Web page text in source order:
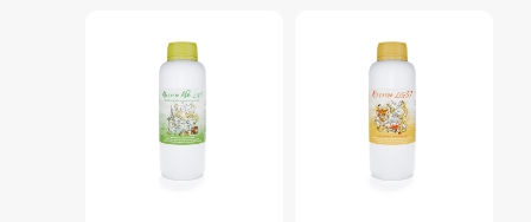
equilibrato,
composto da esteri
fruttati, in
particolare di pesca,
che si fondono in
profumi più intensi